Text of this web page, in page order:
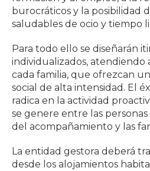
burocráticos y la posibilidad
saludables de ocio y tiempo
Para todo ello se diseñarán
individualizados, atendiendo
cada familia, que ofrezcan
social de alta intensidad. El
radica en la actividad
se genere entre las
del acompañamiento y las
La entidad gestora deberá
desde los alojamientos